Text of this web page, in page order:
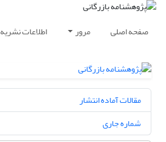
صفحه اصلی مرور اطلاعات نشریه
مقالات آماده انتشار
شماره جاری